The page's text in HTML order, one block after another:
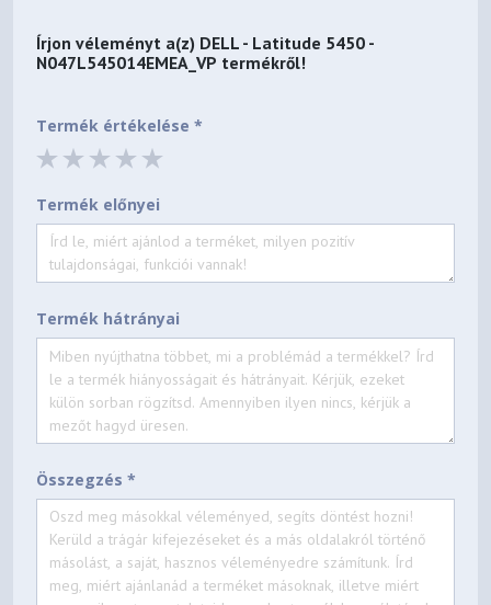
Írjon véleményt a(z) DELL - Latitude 5450 -
N047L545014EMEA_VP termékről!
Termék értékelése *
Termék előnyei
Termék hátrányai
Összegzés *